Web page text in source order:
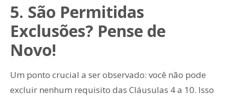
5. São Permitidas
Exclusões? Pense de
Novo!
Um ponto crucial a ser observado: você não pode
excluir nenhum requisito das Cláusulas 4 a 10. Isso